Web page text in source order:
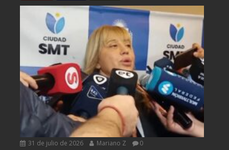
31 de julio de 2026 Mariano Z 0